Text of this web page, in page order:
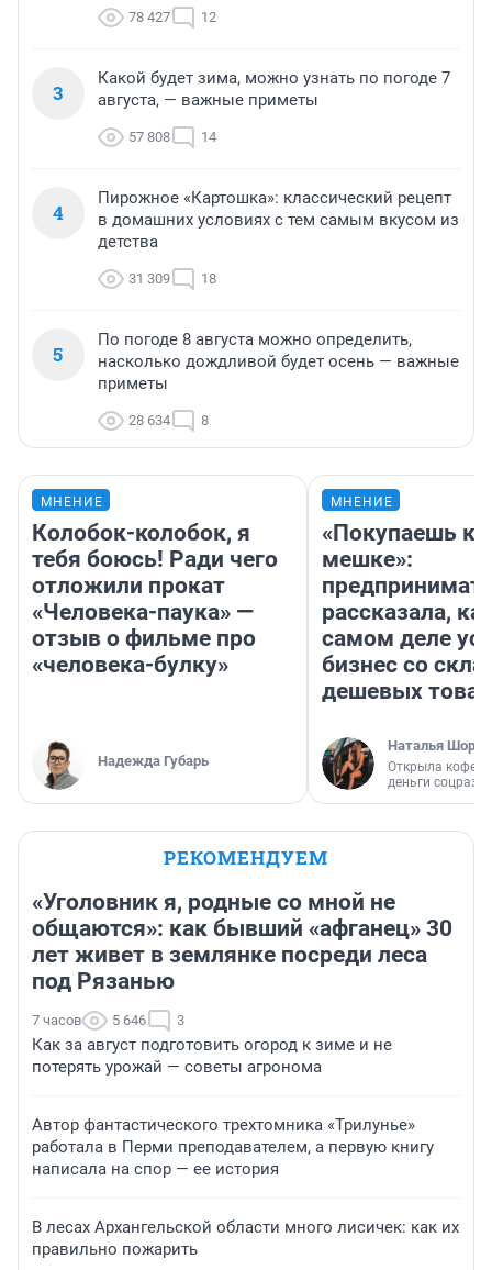
78 427 12
3
Какой будет зима, можно узнать по погоде 7
августа, — важные приметы
57 808 14
4
Пирожное «Картошка»: классический рецепт
в домашних условиях с тем самым вкусом из
детства
31 309 18
5
По погоде 8 августа можно определить,
насколько дождливой будет осень — важные
приметы
28 634 8
МНЕНИЕ
Колобок-колобок, я
тебя боюсь! Ради чего
отложили прокат
«Человека-паука» —
отзыв о фильме про
«человека-булку»
Надежда Губарь
МНЕНИЕ
«Покупаешь
мешке»:
рассказала,
самом деле
бизнес со
дешевых
Наталья
Открыла
деньги
РЕКОМЕНДУЕМ
«Уголовник я, родные со мной не
общаются»: как бывший «афганец» 30
лет живет в землянке посреди леса
под Рязанью
7 часов 5 646 3
Как за август подготовить огород к зиме и не
потерять урожай — советы агронома
Автор фантастического трехтомника «Трилунье»
работала в Перми преподавателем, а первую книгу
написала на спор — ее история
В лесах Архангельской области много лисичек: как их
правильно пожарить